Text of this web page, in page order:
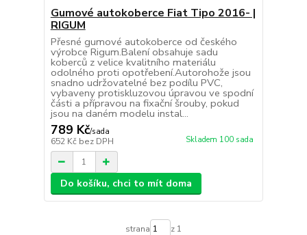
Gumové autokoberce Fiat Tipo 2016- |
RIGUM
Přesné gumové autokoberce od českého
výrobce Rigum.Balení obsahuje sadu
koberců z velice kvalitního materiálu
odolného proti opotřebení.Autorohože jsou
snadno udržovatelné bez podílu PVC,
vybaveny protiskluzovou úpravou ve spodní
části a přípravou na fixační šrouby, pokud
jsou na daném modelu instal...
789 Kč/sada
652 Kč bez DPH Skladem 100 sada
Do košíku, chci to mít doma
strana z 1